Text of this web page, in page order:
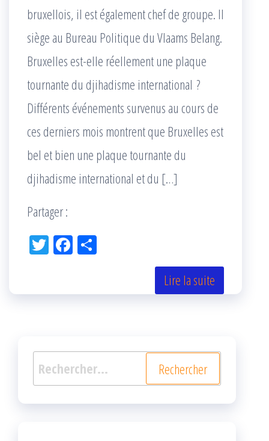
bruxellois, il est également chef de groupe. Il
siège au Bureau Politique du Vlaams Belang.
Bruxelles est-elle réellement une plaque
tournante du djihadisme international ?
Différents événements survenus au cours de
ces derniers mois montrent que Bruxelles est
bel et bien une plaque tournante du
djihadisme international et du […]
Partager :
Tw Fac
k r
Lire la suite
Rechercher :